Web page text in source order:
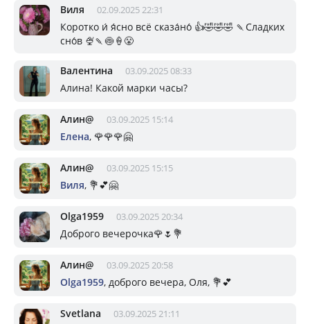
Виля 02.09.2025 22:31
Коротко и́ я́сно всё сказа́но́ 👍🤣🤣🤣 🍡Сладких
сно́в 🍨🍡🍥🍦😤
Валентина 03.09.2025 08:33
Алина! Какой марки часы?
Алин@ 03.09.2025 15:14
Елена, 🌹🌹🌹🤗
Алин@ 03.09.2025 15:15
Виля, 💐💕🤗
Olga1959 03.09.2025 20:34
Доброго вечерочка🌹🌷💐
Алин@ 03.09.2025 20:58
Olga1959, доброго вечера, Оля, 💐💕
Svetlana 03.09.2025 21:11